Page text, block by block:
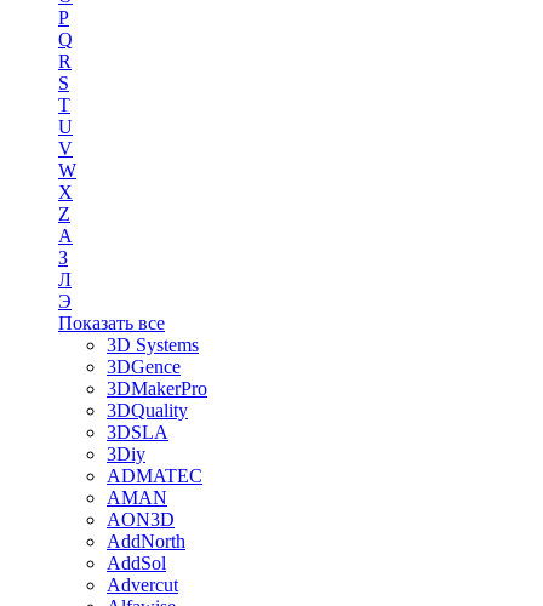
P
Q
R
S
T
U
V
W
X
Z
А
З
Л
Э
Показать все
3D Systems
3DGence
3DMakerPro
3DQuality
3DSLA
3Diy
ADMATEC
AMAN
AON3D
AddNorth
AddSol
Advercut